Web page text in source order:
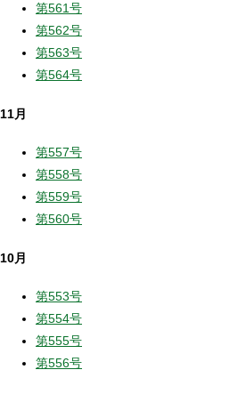
第561号
第562号
第563号
第564号
11月
第557号
第558号
第559号
第560号
10月
第553号
第554号
第555号
第556号